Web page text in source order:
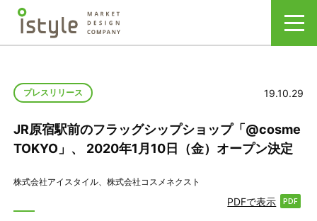
プレスリリース 19.10.29
JR原宿駅前のフラッグシップショップ「@cosme
TOKYO」、 2020年1月10日（金）オープン決定
株式会社アイスタイル、株式会社コスメネクスト
PDFで表示